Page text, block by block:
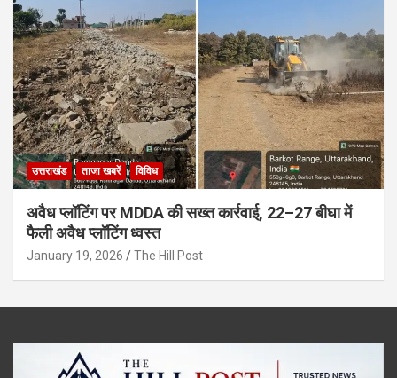
उत्तराखंड ताजा खबरें विविध
अवैध प्लॉटिंग पर MDDA की सख्त कार्रवाई, 22–27 बीघा में
फैली अवैध प्लॉटिंग ध्वस्त
January 19, 2026 The Hill Post